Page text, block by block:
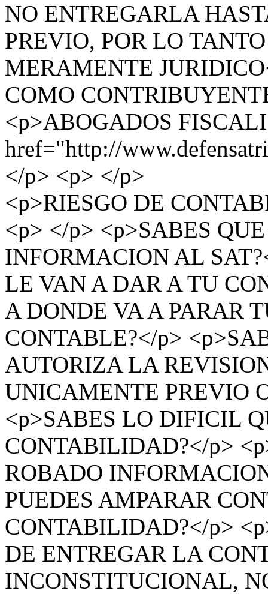
NO ENTREGARLA
PREVIO, POR LO
MERAMENTE
COMO
<p>ABOGADOS
href="http://
</p> <p> </p>
<p>RIESGO DE
<p> </p> <p>SABES
INFORMACION AL
LE VAN A DAR A TU
A DONDE VA A PARAR
CONTABLE?</p>
AUTORIZA LA
UNICAMENTE PREVIO
<p>SABES LO DIFICIL
CONTABILIDAD?</p>
ROBADO
PUEDES AMPARAR
CONTABILIDAD?</p>
DE ENTREGAR LA
INCONSTITUCIONAL,